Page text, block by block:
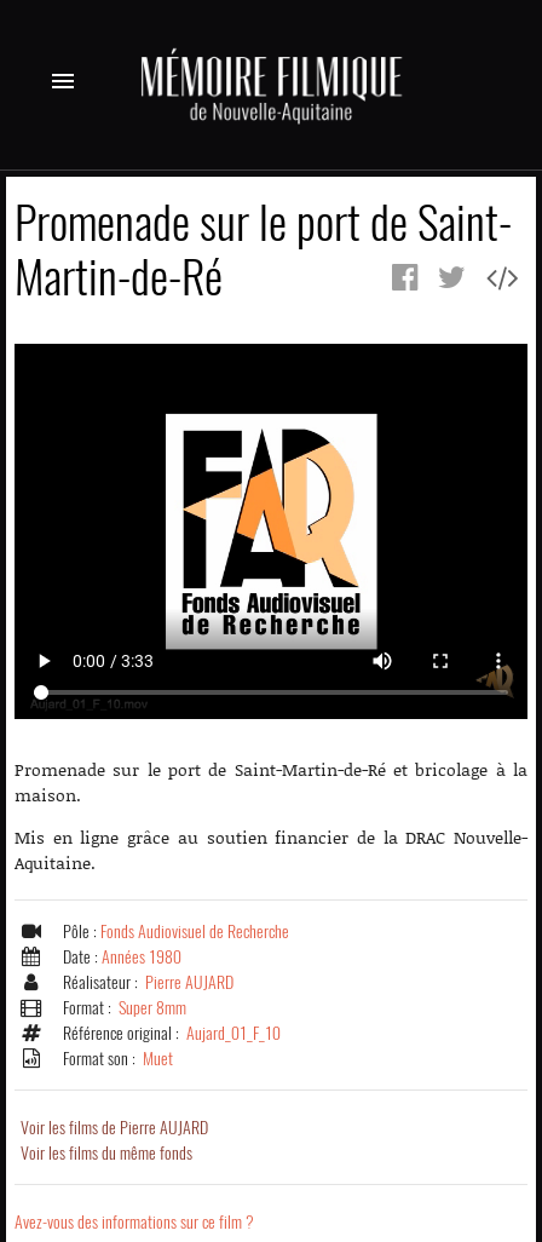
menu
Promenade sur le port de Saint-
Martin-de-Ré
Promenade sur le port de Saint-Martin-de-Ré et bricolage à la
maison.
Mis en ligne grâce au soutien financier de la DRAC Nouvelle-
Aquitaine.
Pôle : Fonds Audiovisuel de Recherche
Date : Années 1980
Réalisateur : Pierre AUJARD
Format : Super 8mm
Référence original : Aujard_01_F_10
Format son : Muet
Voir les films de Pierre AUJARD
Voir les films du même fonds
Avez-vous des informations sur ce film ?